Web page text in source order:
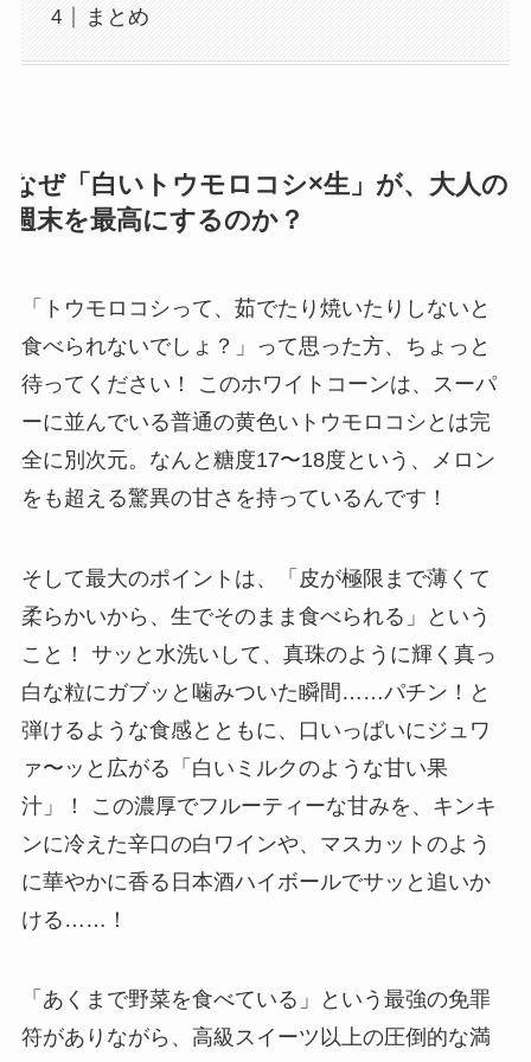
まとめ
なぜ「白いトウモロコシ×生」が、大人の
週末を最高にするのか？
「トウモロコシって、茹でたり焼いたりしないと
食べられないでしょ？」って思った方、ちょっと
待ってください！ このホワイトコーンは、スーパ
ーに並んでいる普通の黄色いトウモロコシとは完
全に別次元。なんと糖度17〜18度という、メロン
をも超える驚異の甘さを持っているんです！
そして最大のポイントは、「皮が極限まで薄くて
柔らかいから、生でそのまま食べられる」という
こと！ サッと水洗いして、真珠のように輝く真っ
白な粒にガブッと噛みついた瞬間……パチン！と
弾けるような食感とともに、口いっぱいにジュワ
ァ〜ッと広がる「白いミルクのような甘い果
汁」！ この濃厚でフルーティーな甘みを、キンキ
ンに冷えた辛口の白ワインや、マスカットのよう
に華やかに香る日本酒ハイボールでサッと追いか
ける……！
「あくまで野菜を食べている」という最強の免罪
符がありながら、高級スイーツ以上の圧倒的な満